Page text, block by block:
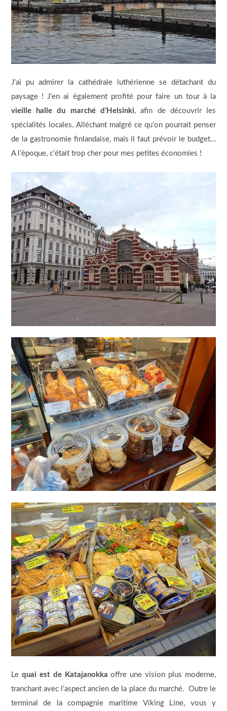
J’ai pu admirer la cathédrale luthérienne se détachant du
paysage ! J’en ai également profité pour faire un tour à la
vieille halle du marché d’Helsinki, afin de découvrir les
spécialités locales. Alléchant malgré ce qu’on pourrait penser
de la gastronomie finlandaise, mais il faut prévoir le budget…
A l’époque, c’était trop cher pour mes petites économies !
Le quai est de Katajanokka offre une vision plus moderne,
tranchant avec l’aspect ancien de la place du marché. Outre le
terminal de la compagnie maritime Viking Line, vous y